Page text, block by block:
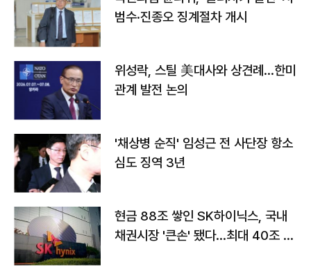
범수·진종오 징계절차 개시
위성락, 스틸 美대사와 상견례…한미
관계 발전 논의
'채상병 순직' 임성근 전 사단장 항소
심도 징역 3년
현금 88조 쌓인 SK하이닉스, 국내
채권시장 '큰손' 됐다…최대 40조 투